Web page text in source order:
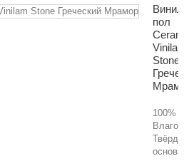
пол
Vinilam
Stone
100%
Твёрдая